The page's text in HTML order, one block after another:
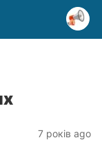
7 років ago